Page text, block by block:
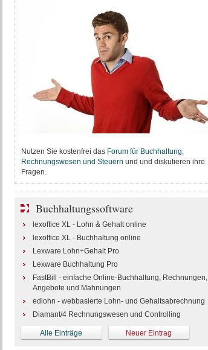
Nutzen Sie kostenfrei das Forum für Buchhaltung,
Rechnungswesen und Steuern und und diskutieren ihre
Fragen.
Buchhaltungssoftware
lexoffice XL - Lohn & Gehalt online
lexoffice XL - Buchhaltung online
Lexware Lohn+Gehalt Pro
Lexware Buchhaltung Pro
FastBill - einfache Online-Buchhaltung, Rechnungen,
Angebote und Mahnungen
edlohn - webbasierte Lohn- und Gehaltsabrechnung
Diamant/4 Rechnungswesen und Controlling
Alle Einträge Neuer Eintrag